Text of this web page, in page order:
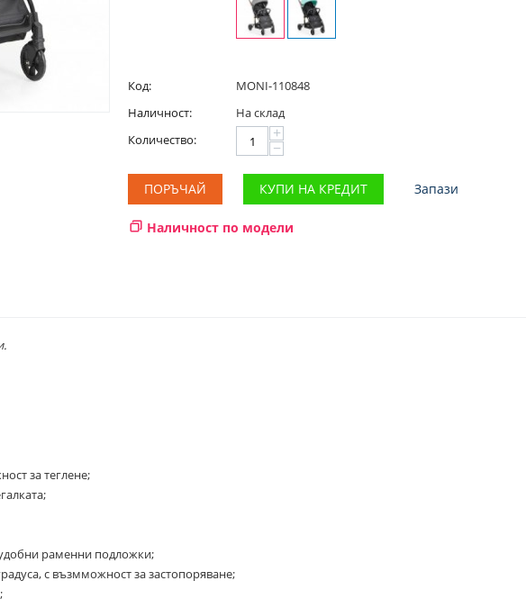
Код:
MONI-110848
Наличност:
На склад
Количество:
+
−
ПОРЪЧАЙ КУПИ НА КРЕДИТ Запази
Наличност по модели
за теглене;
удобни раменни подложки;
с възмможност за застопоряване;